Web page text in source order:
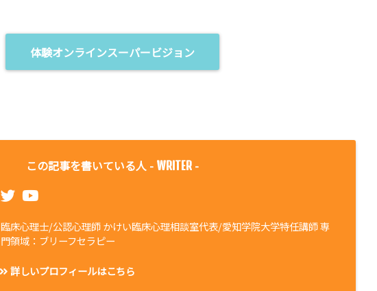
体験オンラインスーパービジョン
この記事を書いている人 - WRITER -
臨床心理士/公認心理師 かけい臨床心理相談室代表/愛知学院大学特任講師 専
門領域：ブリーフセラピー
詳しいプロフィールはこちら